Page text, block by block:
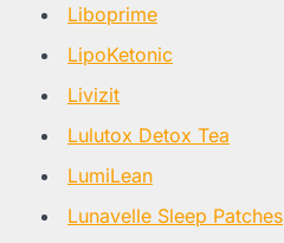
Liboprime
LipoKetonic
Livizit
Lulutox Detox Tea
LumiLean
Lunavelle Sleep Patches